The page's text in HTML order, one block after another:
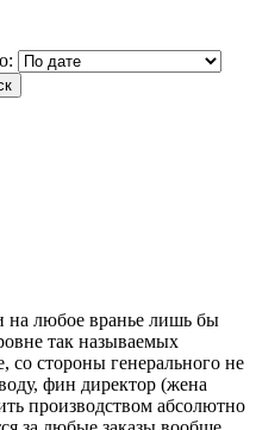
на любое вранье лишь бы
так называемых
со стороны генерального не
фин директор (жена
производством абсолютно